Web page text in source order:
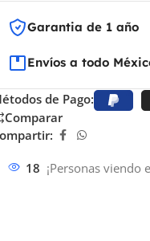
Garantia de 1 año
Envíos a todo
de Pago:
Comparar
18 ¡Personas viendo